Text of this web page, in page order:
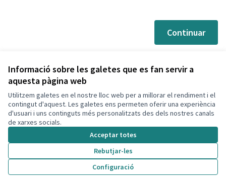
Informació sobre les galetes que es fan servir a
aquesta pàgina web
Utilitzem galetes en el nostre lloc web per a millorar el rendiment i el
contingut d'aquest. Les galetes ens permeten oferir una experiència
d'usuari i uns continguts més personalitzats des dels nostres canals
de xarxes socials.
Acceptar totes
Rebutjar-les
Configuració
Continuar
Termes i condicions d'ús
Configuració de les galetes
Decidim Calafell a X
(Enllaç extern)
Decidim Calafell a Facebook
Decidim Calafell a YouTube
Decidim Calafell a GitHub
(Enllaç extern)
Web creada ambprogramari lliure .
Amb
(Enllaç